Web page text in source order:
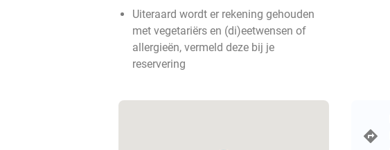
Uiteraard wordt er rekening gehouden
met vegetariërs en (di)eetwensen of
allergieën, vermeld deze bij je
reservering